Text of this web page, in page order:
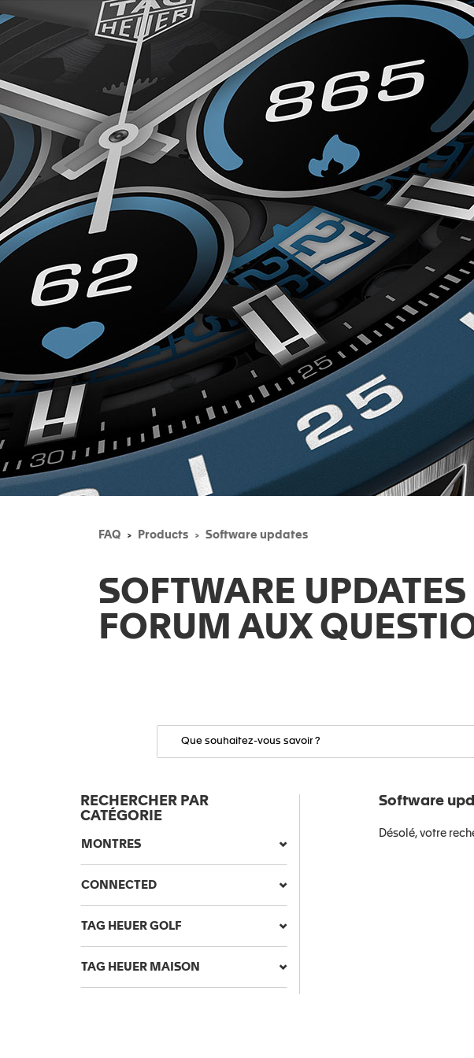
FAQ Products Software updates
SOFTWARE UPDATES
FORUM AUX
RECHERCHER PAR
CATÉGORIE
MONTRES
CONNECTED
TAG HEUER GOLF
TAG HEUER MAISON
Software
Désolé, votre